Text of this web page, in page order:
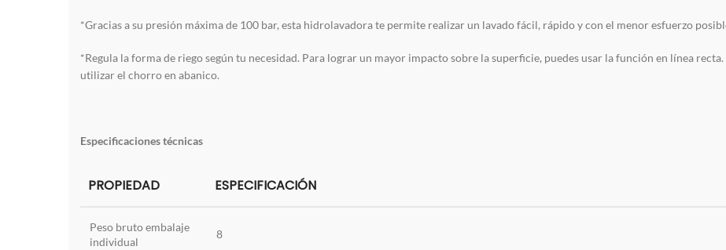
*Gracias a su presión máxima de 100 bar, esta hidrolavadora te permite realizar un lavado fácil, rápido y con el menor esfuerzo
*Regula la forma de riego según tu necesidad. Para lograr un mayor impacto sobre la superficie, puedes usar la función en línea
utilizar el chorro en abanico.
Especificaciones técnicas
PROPIEDAD ESPECIFICACIÓN
Peso bruto embalaje
individual
8